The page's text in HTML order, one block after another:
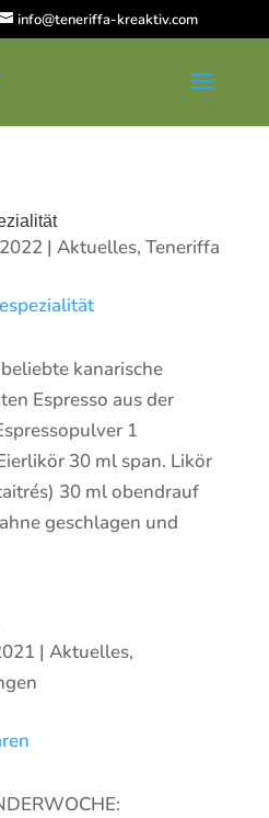
info@teneriffa-kreaktiv.com
| Aktuelles, Teneriffa
kanarische
Espresso aus der
1
30 ml span. Likör
30 ml obendrauf
geschlagen und
| Aktuelles,